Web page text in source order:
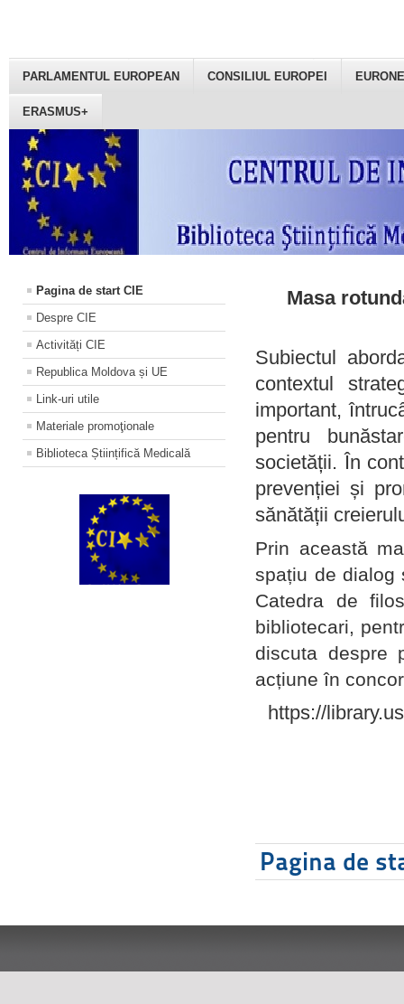
PARLAMENTUL EUROPEAN CONSILIUL EUROPEI
ERASMUS+
Pagina de start CIE
Despre CIE
Activități CIE
Republica Moldova și UE
Link-uri utile
Materiale promoţionale
Biblioteca Științifică Medicală
Masa
Subiectul
contextul
important,
pentru
societății. În
prevenției și
sănătății
Prin această
spațiu de dialog
Catedra de
bibliotecari,
discuta despre
acțiune în
https://
Pagina de